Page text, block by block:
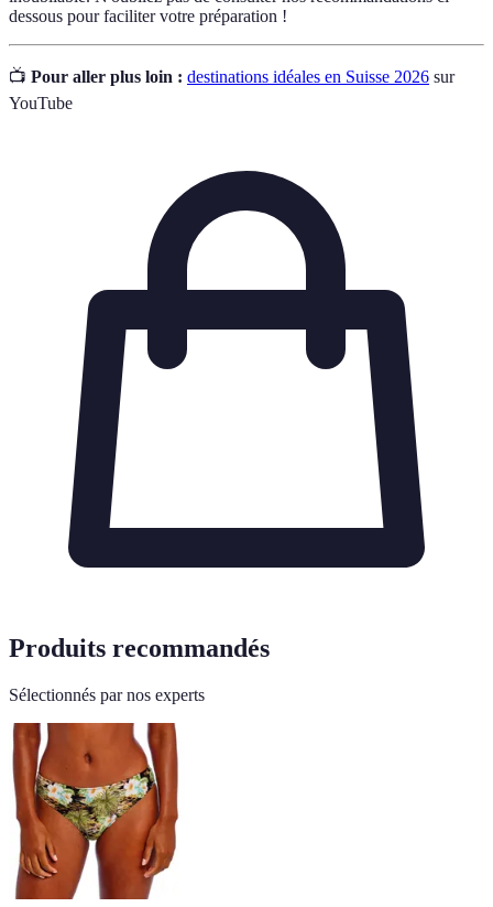
dessous pour faciliter votre préparation !
📺 Pour aller plus loin : destinations idéales en Suisse 2026 sur
YouTube
Produits recommandés
Sélectionnés par nos experts